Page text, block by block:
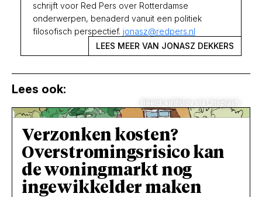
schrijft voor Red Pers over Rotterdamse
onderwerpen, benaderd vanuit een politiek
filosofisch perspectief. jonasz@redpers.nl
LEES MEER VAN JONASZ DEKKERS
Lees ook:
Beeld: kirillslov via Unsplash
Verzonken kosten?
Overstromingsrisico kan
de woningmarkt nog
ingewikkelder maken